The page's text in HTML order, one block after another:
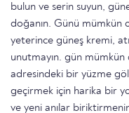
bulun ve serin suyun,
doğanın. Günü mümkün
yeterince güneş kremi,
unutmayın. gün
adresindeki bir yüzme
geçirmek için harika bir
ve yeni anılar